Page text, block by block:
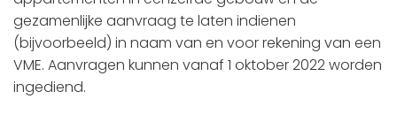
gezamenlijke aanvraag te laten indienen
(bijvoorbeeld) in naam van en voor rekening van een
VME. Aanvragen kunnen vanaf 1 oktober 2022 worden
ingediend.